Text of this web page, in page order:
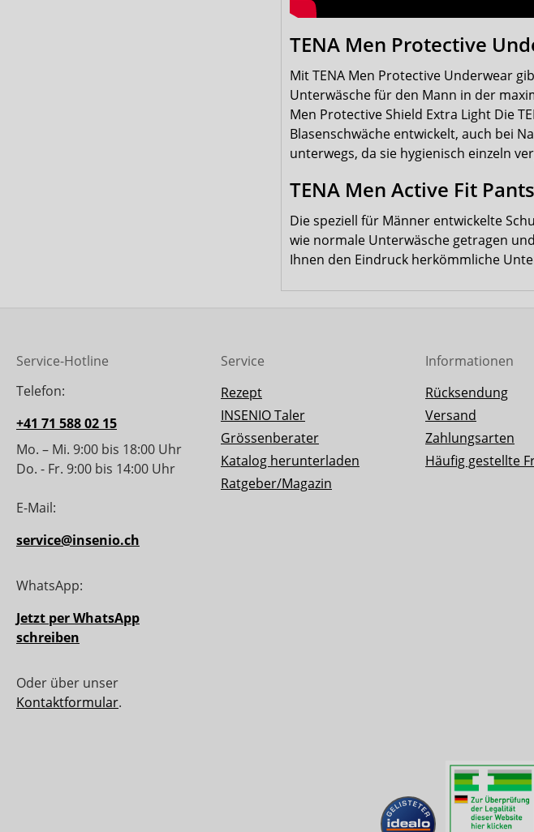
TENA Men Protective
Mit TENA Men Protective Underwear
Unterwäsche für den Mann in der
Men Protective Shield Extra Light Die
Blasenschwäche entwickelt, auch bei
unterwegs, da sie hygienisch einzeln
TENA Men Active Fit Pants
Die speziell für Männer entwickelte
wie normale Unterwäsche getragen
Ihnen den Eindruck herkömmliche
Service-Hotline
Telefon:
+41 71 588 02 15
Mo. – Mi. 9:00 bis 18:00 Uhr
Do. - Fr. 9:00 bis 14:00 Uhr
E-Mail:
service@insenio.ch
WhatsApp:
Jetzt per WhatsApp
schreiben
Oder über unser
Kontaktformular.
Service
Rezept
INSENIO Taler
Grössenberater
Katalog herunterladen
Ratgeber/Magazin
Informationen
Rücksendung
Versand
Zahlungsarten
Häufig gestellte